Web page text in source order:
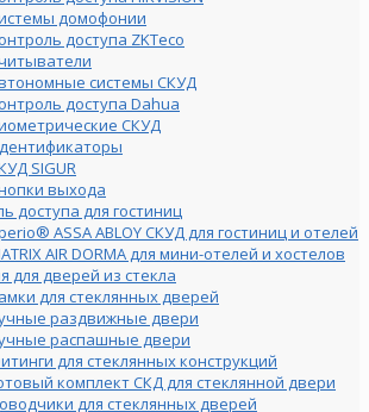
домофонии
доступа ZKTeco
системы СКУД
доступа Dahua
СКУД
SIGUR
выхода
доступа для гостиниц
ASSA ABLOY СКУД для гостиниц и отелей
AIR DORMA для мини-отелей и хостелов
для дверей из стекла
для стеклянных дверей
раздвижные двери
распашные двери
для стеклянных конструкций
комплект СКД для стеклянной двери
для стеклянных дверей